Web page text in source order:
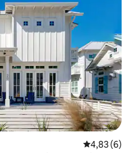
4,83 ud af 5
4,83 (6)